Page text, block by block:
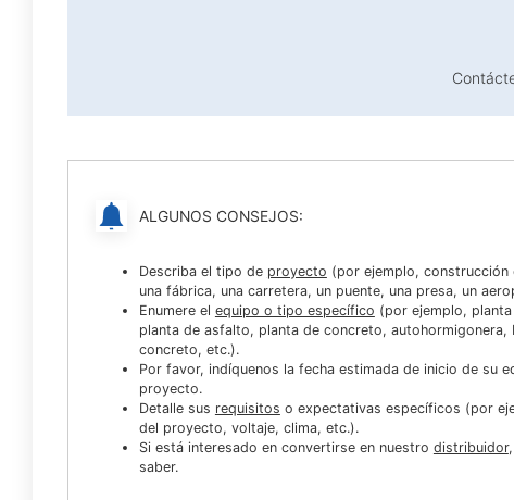
ALGUNOS CONSEJOS:
Describa el tipo de proyecto (por ejemplo, construcción
una fábrica, una carretera, un puente, una presa, un
Enumere el equipo o tipo específico (por ejemplo,
planta de asfalto, planta de concreto, autohormigonera,
concreto, etc.).
Por favor, indíquenos la fecha estimada de inicio de su
proyecto.
Detalle sus requisitos o expectativas específicos (por
del proyecto, voltaje, clima, etc.).
Si está interesado en convertirse en nuestro distribuidor
saber.